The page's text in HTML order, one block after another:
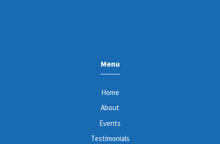
Menu
Home
About
Events
Testimonials